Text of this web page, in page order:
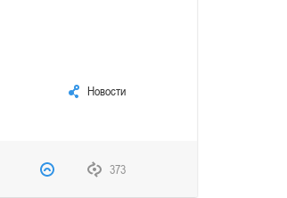
Новости
373